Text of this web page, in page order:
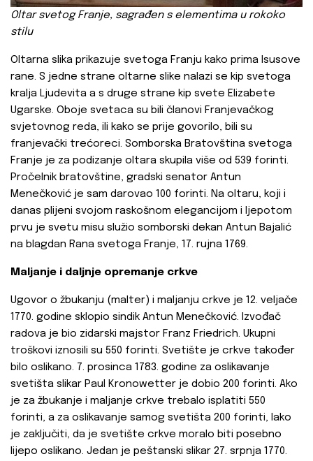
Oltarsvetog Franje, sagrađen s elementima u rokoko
stilu
Oltarna slika prikazuje svetoga Franju kako prima Isusove
rane. S jedne strane oltarne slike nalazi se kip svetoga
kralja Ljudevita a s druge strane kip svete Elizabete
Ugarske. Oboje svetaca su bili članovi Franjevačkog
svjetovnog reda, ili kako se prije govorilo, bili su
franjevački trećoreci. Somborska Bratovština svetoga
Franje je za podizanje oltara skupila više od 539 forinti.
Pročelnik bratovštine, gradski senator Antun
Menečković je sam darovao 100 forinti. Na oltaru, koji i
danas plijeni svojom raskošnom elegancijom i ljepotom
prvu je svetu misu služio somborski dekan Antun Bajalić
na blagdan Rana svetoga Franje, 17. rujna 1769.
Maljanje i daljnje opremanje crkve
Ugovor o žbukanju (malter) i maljanju crkve je 12. veljače
1770. godine sklopio sindik Antun Menečković. Izvođač
radova je bio zidarski majstor Franz Friedrich. Ukupni
troškovi iznosili su 550 forinti. Svetište je crkve također
bilo oslikano. 7. prosinca 1783. godine za oslikavanje
svetišta slikar Paul Kronowetter je dobio 200 forinti. Ako
je za žbukanje i maljanje crkve trebalo isplatiti 550
forinti, a za oslikavanje samog svetišta 200 forinti, lako
je zaključiti, da je svetište crkve moralo biti posebno
lijepo oslikano. Jedan je peštanski slikar 27. srpnja 1770.